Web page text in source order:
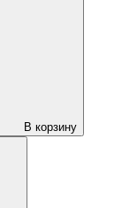
В корзину